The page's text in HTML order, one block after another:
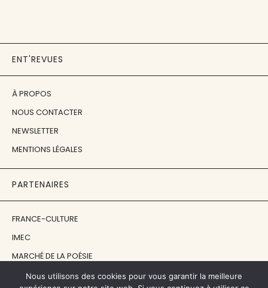
ENT'REVUES
À PROPOS
NOUS CONTACTER
NEWSLETTER
MENTIONS LÉGALES
PARTENAIRES
FRANCE-CULTURE
IMEC
MARCHÉ DE LA POÉSIE
ÉCOLE ESTIENNE
Nous utilisons des cookies pour vous garantir la meilleure